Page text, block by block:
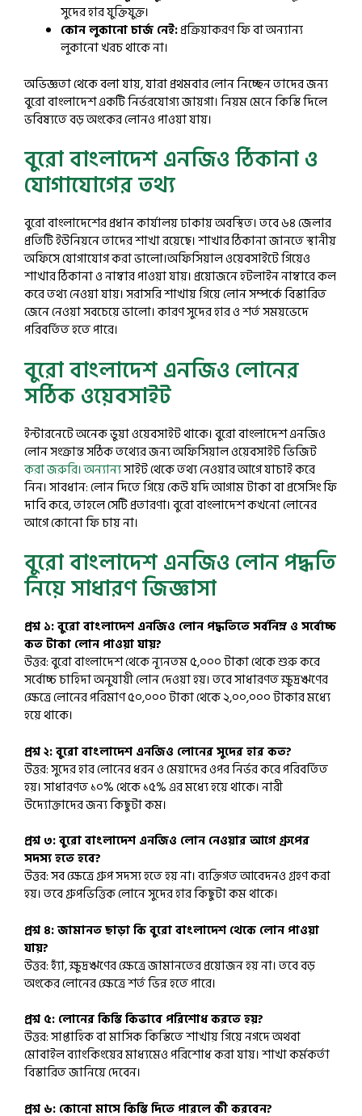
সুদের হার যুক্তিযুক্ত।
কোন লুকানো চার্জ নেই:প্রক্রিয়াকরণ ফি বা অন্যান্য
লুকানো খরচ থাকে না।
অভিজ্ঞতা থেকে বলা যায়, যারা প্রথমবার লোন নিচ্ছেন তাদের জন্য
বুরো বাংলাদেশ একটি নির্ভরযোগ্য জায়গা। নিয়ম মেনে কিস্তি দিলে
ভবিষ্যতে বড় অংকের লোনও পাওয়া যায়।
বুরো বাংলাদেশ এনজিও ঠিকানা ও
যোগাযোগের তথ্য
বুরো বাংলাদেশের প্রধান কার্যালয় ঢাকায় অবস্থিত। তবে ৬৪ জেলার
প্রতিটি ইউনিয়নে তাদের শাখা রয়েছে। শাখার ঠিকানা জানতে স্থানীয়
অফিসে যোগাযোগ করা ভালো।অফিসিয়াল ওয়েবসাইটে গিয়েও
শাখার ঠিকানা ও নাম্বার পাওয়া যায়। প্রয়োজনে হটলাইন নাম্বারে কল
করে তথ্য নেওয়া যায়। সরাসরি শাখায় গিয়ে লোন সম্পর্কে বিস্তারিত
জেনে নেওয়া সবচেয়ে ভালো। কারণ সুদের হার ও শর্ত সময়ভেদে
পরিবর্তিত হতে পারে।
বুরো বাংলাদেশ এনজিও লোনের
সঠিক ওয়েবসাইট
ইন্টারনেটে অনেক ভুয়া ওয়েবসাইট থাকে। বুরো বাংলাদেশ এনজিও
লোন সংক্রান্ত সঠিক তথ্যের জন্য অফিসিয়াল ওয়েবসাইট ভিজিট
করা জরুরি। অন্যান্যসাইট থেকে তথ্য নেওয়ার আগে যাচাই করে
নিন। সাবধান: লোন দিতে গিয়ে কেউ যদি আগাম টাকা বা প্রসেসিং ফি
দাবি করে, তাহলে সেটি প্রতারণা। বুরো বাংলাদেশ কখনো লোনের
আগে কোনো ফি চায় না।
বুরো বাংলাদেশ এনজিও লোন পদ্ধতি
নিয়ে সাধারণ জিজ্ঞাসা
প্রশ্ন ১: বুরো বাংলাদেশ এনজিও লোন পদ্ধতিতে সর্বনিম্ন ও সর্বোচ্চ
কত টাকা লোন পাওয়া যায়?
উত্তর: বুরো বাংলাদেশ থেকে ন্যূনতম ৫,০০০ টাকা থেকে শুরু করে
সর্বোচ্চ চাহিদা অনুযায়ী লোন দেওয়া হয়। তবে সাধারণত ক্ষুদ্রঋণের
ক্ষেত্রে লোনের পরিমাণ ৫০,০০০ টাকা থেকে ২,০০,০০০ টাকার মধ্যে
হয়ে থাকে।
প্রশ্ন ২: বুরো বাংলাদেশ এনজিও লোনের সুদের হার কত?
উত্তর: সুদের হার লোনের ধরন ও মেয়াদের ওপর নির্ভর করে পরিবর্তিত
হয়। সাধারণত ১০% থেকে ১৫% এর মধ্যে হয়ে থাকে। নারী
উদ্যোক্তাদের জন্য কিছুটা কম।
প্রশ্ন ৩: বুরো বাংলাদেশ এনজিও লোন নেওয়ার আগে গ্রুপের
সদস্য হতে হবে?
উত্তর: সব ক্ষেত্রে গ্রুপ সদস্য হতে হয় না। ব্যক্তিগত আবেদনও গ্রহণ করা
হয়। তবে গ্রুপভিত্তিক লোনে সুদের হার কিছুটা কম থাকে।
প্রশ্ন ৪: জামানত ছাড়া কি বুরো বাংলাদেশ থেকে লোন পাওয়া
যায়?
উত্তর: হ্যাঁ, ক্ষুদ্রঋণের ক্ষেত্রে জামানতের প্রয়োজন হয় না। তবে বড়
অংকের লোনের ক্ষেত্রে শর্ত ভিন্ন হতে পারে।
প্রশ্ন ৫: লোনের কিস্তি কিভাবে পরিশোধ করতে হয়?
উত্তর: সাপ্তাহিক বা মাসিক কিস্তিতে শাখায় গিয়ে নগদে অথবা
মোবাইল ব্যাংকিংয়ের মাধ্যমেও পরিশোধ করা যায়। শাখা কর্মকর্তা
বিস্তারিত জানিয়ে দেবেন।
প্রশ্ন ৬: কোনো মাসে কিস্তি দিতে পারলে কী করবেন?